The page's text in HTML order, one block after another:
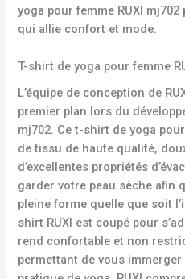
yoga pour femme RUXI
qui allie confort et mode.
T-shirt de yoga pour femme
L’équipe de conception de
premier plan lors du
mj702. Ce t-shirt de yoga
de tissu de haute qualité,
d’excellentes propriétés
garder votre peau sèche afin
pleine forme quelle que soit
shirt RUXI est coupé pour
rend confortable et non
permettant de vous